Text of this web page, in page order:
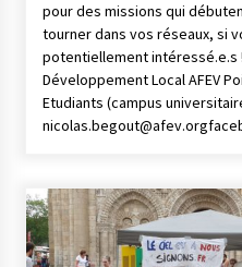
pour des missions qui
tourner dans vos réseaux, si
potentiellement intéressé.e.s
Développement Local AFEV
Etudiants (campus